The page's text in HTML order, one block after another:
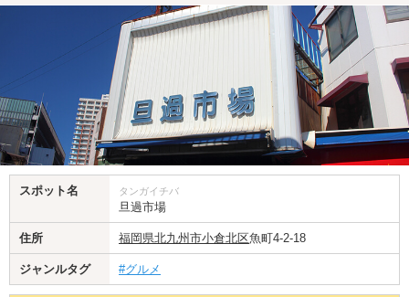
スポット名 タンガイチバ
旦過市場
住所 福岡県北九州市小倉北区魚町4-2-18
ジャンルタグ #グルメ